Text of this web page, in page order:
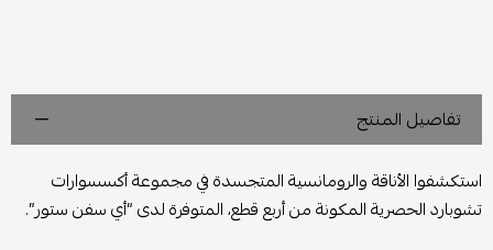
تفاصيل المنتج
استكشفوا الأناقة والرومانسية المتجسدة في مجموعة أكسسوارات
تشوبارد الحصرية المكونة من أربع قطع، المتوفرة لدى “أي سفن ستور”.